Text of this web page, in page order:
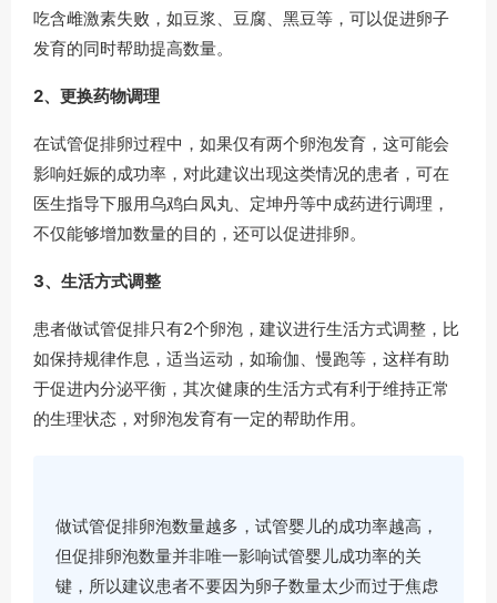
吃含雌激素失败，如豆浆、豆腐、黑豆等，可以促进卵子
发育的同时帮助提高数量。
2、更换药物调理
在试管促排卵过程中，如果仅有两个卵泡发育，这可能会
影响妊娠的成功率，对此建议出现这类情况的患者，可在
医生指导下服用乌鸡白凤丸、定坤丹等中成药进行调理，
不仅能够增加数量的目的，还可以促进排卵。
3、生活方式调整
患者做试管促排只有2个卵泡，建议进行生活方式调整，比
如保持规律作息，适当运动，如瑜伽、慢跑等，这样有助
于促进内分泌平衡，其次健康的生活方式有利于维持正常
的生理状态，对卵泡发育有一定的帮助作用。
做试管促排卵泡数量越多，试管婴儿的成功率越高，
但促排卵泡数量并非唯一影响试管婴儿成功率的关
键，所以建议患者不要因为卵子数量太少而过于焦虑